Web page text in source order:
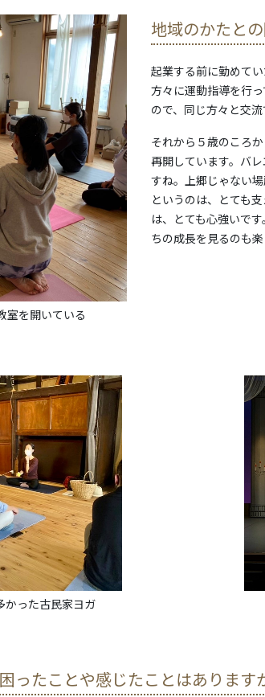
地域のかたと
起業する前に勤めて
方々に運動指導を行
ので、同じ方々と交
それから５歳のころ
再開しています。バ
すね。上郷じゃない
というのは、とても
は、とても心強いで
ちの成長を見るのも楽
室を開いている
た古民家ヨガ
ったことや感じたことはあります